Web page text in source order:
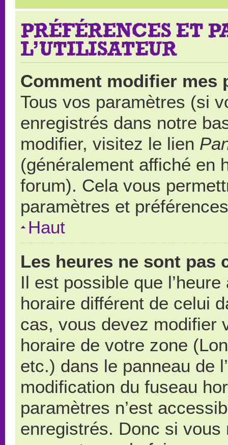
PRÉFÉRENCES ET
L’UTILISATEUR
Comment modifier mes
Tous vos paramètres (si
enregistrés dans notre
modifier, visitez le lien
(généralement affiché en
forum). Cela vous
paramètres et
Haut
Les heures ne sont pas
Il est possible que
horaire différent de celui
cas, vous devez modifier
horaire de votre zone
etc.) dans le panneau de
modification du fuseau
paramètres n’est
enregistrés. Donc si vous